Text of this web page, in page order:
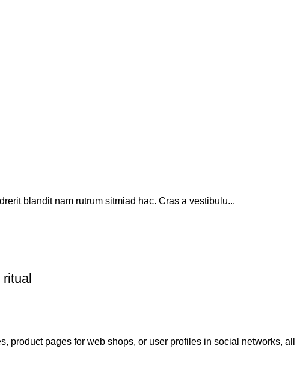
blandit nam rutrum sitmiad hac. Cras a vestibulu...
ritual
product pages for web shops, or user profiles in social networks, all